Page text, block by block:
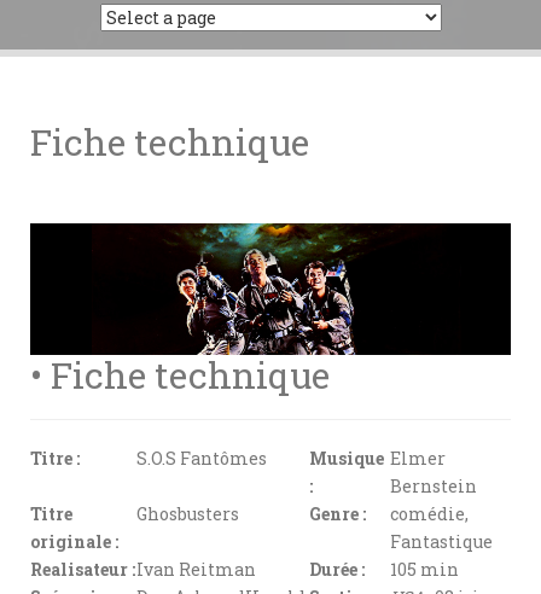
Fiche technique
• Fiche technique
Titre : S.O.S Fantômes
Musique
:
Elmer
Bernstein
Titre
originale :
Ghosbusters Genre :
comédie,
Fantastique
Realisateur :Ivan Reitman Durée :
105 min